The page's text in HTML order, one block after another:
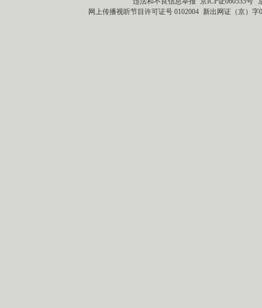
网上传播视听节目许可证号 0102004 新出网证（京）